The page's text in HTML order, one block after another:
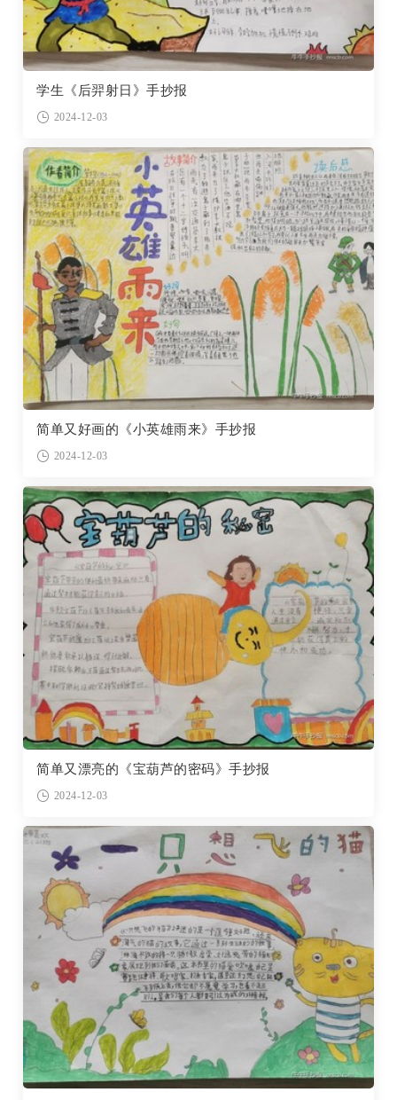
学生《后羿射日》手抄报
2024-12-03
简单又好画的《小英雄雨来》手抄报
2024-12-03
简单又漂亮的《宝葫芦的密码》手抄报
2024-12-03